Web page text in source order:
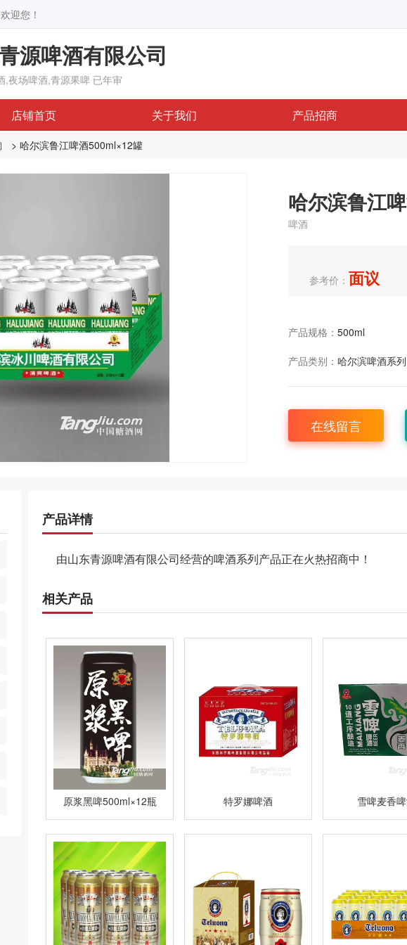
迎您！
源啤酒有限公司
,夜场啤酒,青源果啤 已年审
店铺首页 关于我们 产品招商
> 哈尔滨鲁江啤酒500ml×12罐
哈尔滨鲁江
啤酒
参考价： 面议
产品规格： 500ml
产品类别： 哈尔滨啤酒系列
在线留言
产品详情
由山东青源啤酒有限公司经营的啤酒系列产品正在火热招商中！
相关产品
原浆黑啤500ml×12瓶 特罗娜啤酒 雪啤麦香